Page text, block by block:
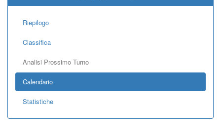
Riepilogo
Classifica
Analisi Prossimo Turno
Calendario
Statistiche